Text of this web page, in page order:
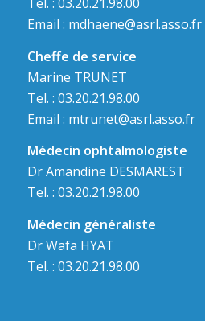
Email : mdhaene@asrl.asso.fr
Cheffe de service
Marine TRUNET
Tel. : 03.20.21.98.00
Email : mtrunet@asrl.asso.fr
Médecin ophtalmologiste
Dr Amandine DESMAREST
Tel. : 03.20.21.98.00
Médecin généraliste
Dr Wafa HYAT
Tel. : 03.20.21.98.00